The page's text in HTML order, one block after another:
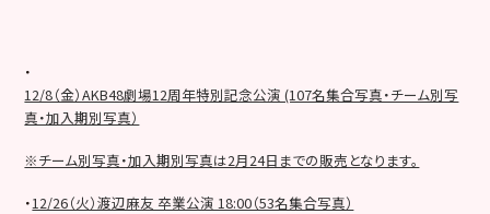
・
12/8（金）AKB48劇場12周年特別記念公演 (107名集合写真・チーム別写
真・加入期別写真）
※チーム別写真・加入期別写真は2月24日までの販売となります。
・12/26（火）渡辺麻友 卒業公演 18:00（53名集合写真）